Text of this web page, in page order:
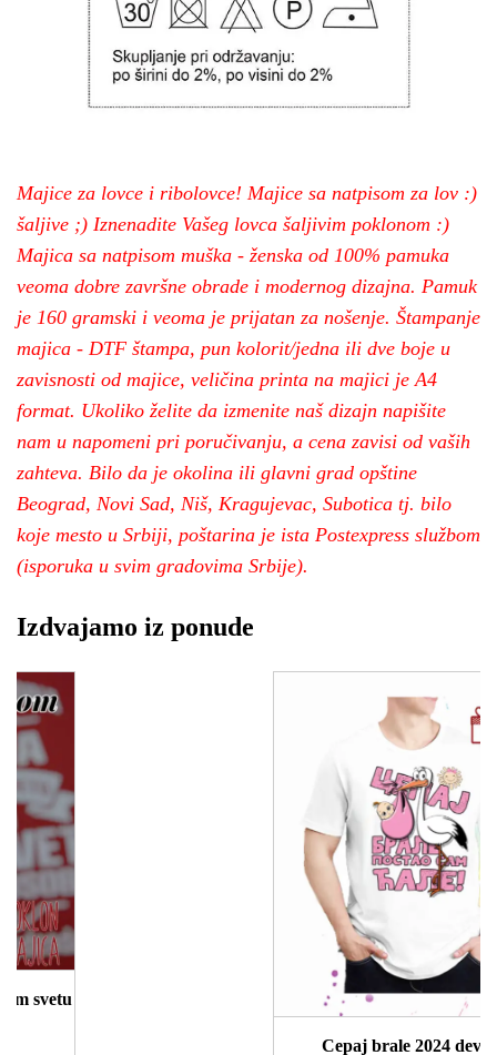
Majice za lovce i ribolovce! Majice sa natpisom za lov :)
šaljive ;) Iznenadite Vašeg lovca šaljivim poklonom :)
Majica sa natpisom muška - ženska od 100% pamuka
veoma dobre završne obrade i modernog dizajna. Pamuk
je 160 gramski i veoma je prijatan za nošenje. Štampanje
majica - DTF štampa, pun kolorit/jedna ili dve boje u
zavisnosti od majice, veličina printa na majici je A4
format. Ukoliko želite da izmenite naš dizajn napišite
nam u napomeni pri poručivanju, a cena zavisi od vaših
zahteva. Bilo da je okolina ili glavni grad opštine
Beograd, Novi Sad, Niš, Kragujevac, Subotica tj. bilo
koje mesto u Srbiji, poštarina je ista Postexpress službom
(isporuka u svim gradovima Srbije).
Izdvajamo iz ponude
Cepaj brale 2024 devojcica